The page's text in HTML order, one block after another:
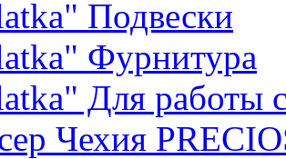
Подвески
Фурнитура
Для работы
Чехия